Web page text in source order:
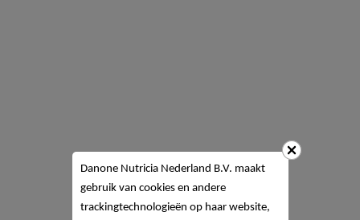
Danone Nutricia Nederland B.V. maakt
gebruik van cookies en andere
trackingtechnologieën op haar website,